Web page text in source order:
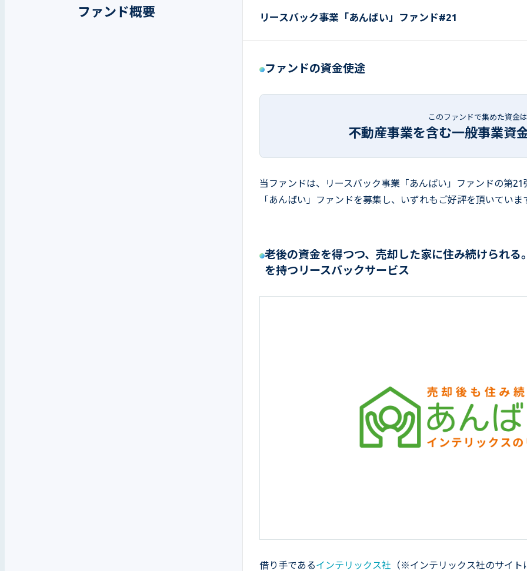
ファンド概要 リースバック事業「あんばい」ファンド#21
ファンドの資金使途
このファンドで集めた資金は
不動産事業を含む一般事業資
当ファンドは、リースバック事業「あんばい」ファンドの第
「あんばい」ファンドを募集し、いずれもご好評を頂いていま
老後の資金を得つつ、売却した家に住み続けられ
を持つリースバックサービス
借り手であるインテリックス社 （※インテリックス社のサイト